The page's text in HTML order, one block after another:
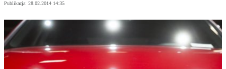
Publikacja: 28.02.2014 14:35